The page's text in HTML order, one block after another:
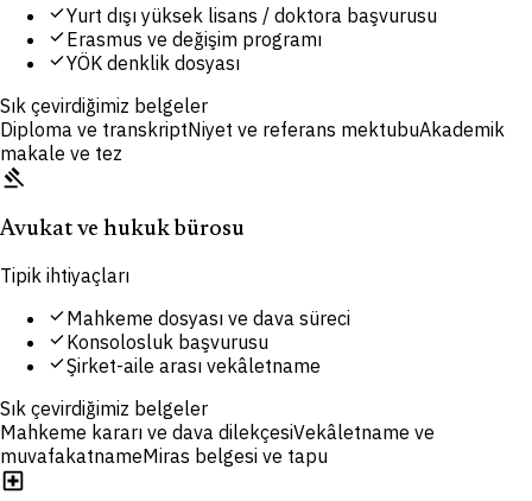
checkYurt dışı yüksek lisans / doktora başvurusu
checkErasmus ve değişim programı
checkYÖK denklik dosyası
Sık çevirdiğimiz belgeler
Diploma ve transkriptNiyet ve referans mektubuAkademik
makale ve tez
gavel
Avukat ve hukuk bürosu
Tipik ihtiyaçları
checkMahkeme dosyası ve dava süreci
checkKonsolosluk başvurusu
checkŞirket-aile arası vekâletname
Sık çevirdiğimiz belgeler
Mahkeme kararı ve dava dilekçesiVekâletname ve
muvafakatnameMiras belgesi ve tapu
local_hospital